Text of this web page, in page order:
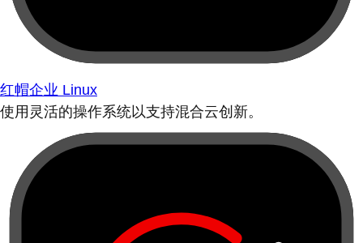
红帽企业 Linux
使用灵活的操作系统以支持混合云创新。